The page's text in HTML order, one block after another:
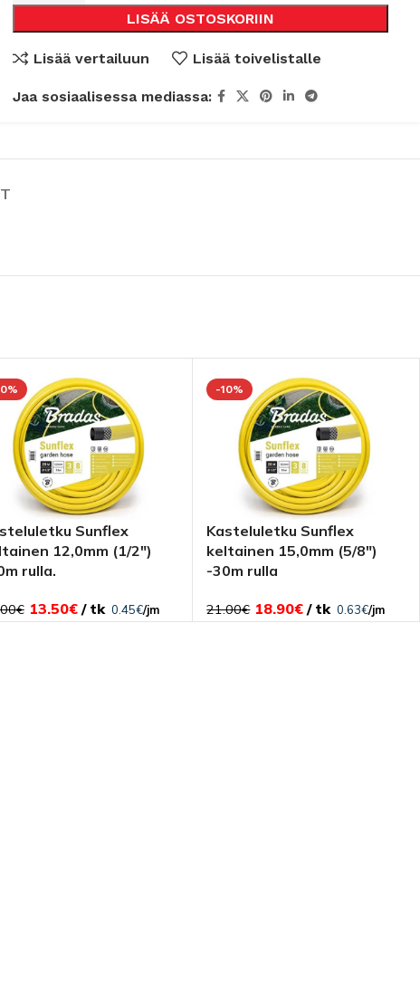
LISÄÄ OSTOSKORIIN
Lisää vertailuun Lisää toivelistalle
Jaa sosiaalisessa mediassa:
Sunflex
12,0mm (1/2″)
rulla.
€ 13.50€ tk 0.45€/jm
-10%
Kasteluletku Sunflex
keltainen 15,0mm (5/8″)
-30m rulla
21.00€ 18.90€ tk 0.63€/jm